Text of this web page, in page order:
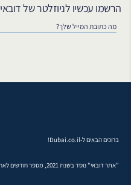
הרשמו עכשיו לניוזלטר של דובאי
ברוכים הבאים ל-Dubai.co.il!
"אתר דובאי" נוסד בשנת 2021, מספר חודשים לאחר חתימה על הסכם אברהם.